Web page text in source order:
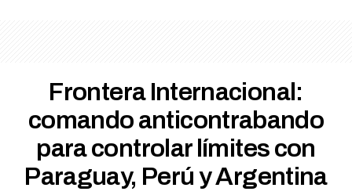
Frontera Internacional:
comando anticontrabando
para controlar límites con
Paraguay, Perú y Argentina